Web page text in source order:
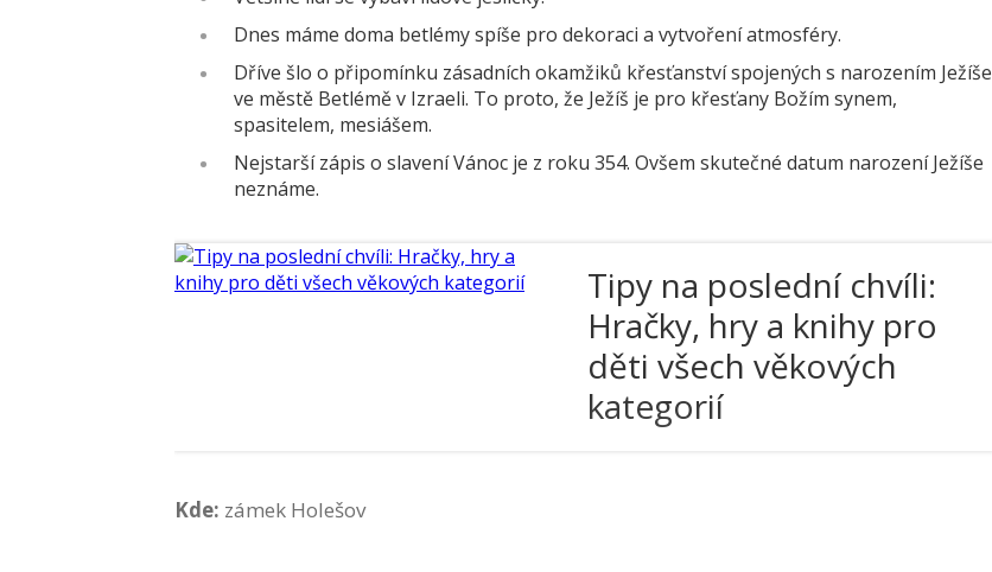
Dnes máme doma betlémy spíše pro dekoraci a vytvoření atmosféry.
Dříve šlo o připomínku zásadních okamžiků křesťanství spojených s narozením Ježíše
ve městě Betlémě v Izraeli. To proto, že Ježíš je pro křesťany Božím synem,
spasitelem, mesiášem.
Nejstarší zápis o slavení Vánoc je z roku 354. Ovšem skutečné datum narození Ježíše
neznáme.
Tipy na poslední chvíli:
Hračky, hry a knihy pro
děti všech věkových
kategorií
Kde: zámek Holešov